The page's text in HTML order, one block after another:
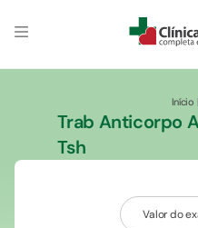
Início
Trab Anticorpo
Tsh
Valor do